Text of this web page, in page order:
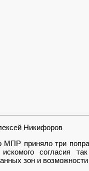
Никифоров
МПР приняло три
согласия
зон и возможности